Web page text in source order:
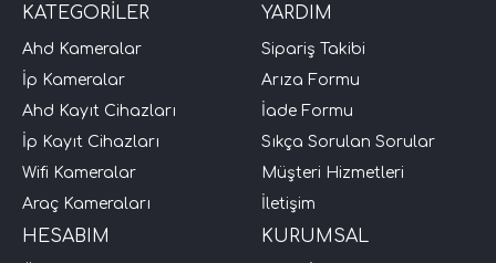
KATEGORİLER
Ahd Kameralar
İp Kameralar
Ahd Kayıt Cihazları
İp Kayıt Cihazları
Wifi Kameralar
Araç Kameraları
YARDIM
Sipariş Takibi
Arıza Formu
İade Formu
Sıkça Sorulan Sorular
Müşteri Hizmetleri
İletişim
HESABIM KURUMSAL